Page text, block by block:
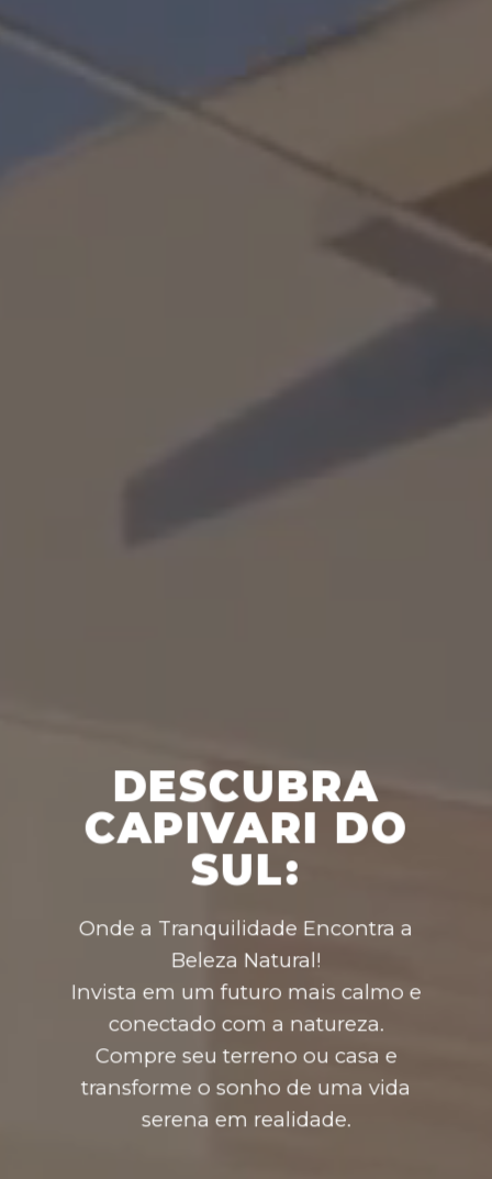
DESCUBRA
CAPIVARI DO
SUL:
Onde a Tranquilidade Encontra a
Beleza Natural!
Invista em um futuro mais calmo e
conectado com a natureza.
Compre seu terreno ou casa e
transforme o sonho de uma vida
serena em realidade.